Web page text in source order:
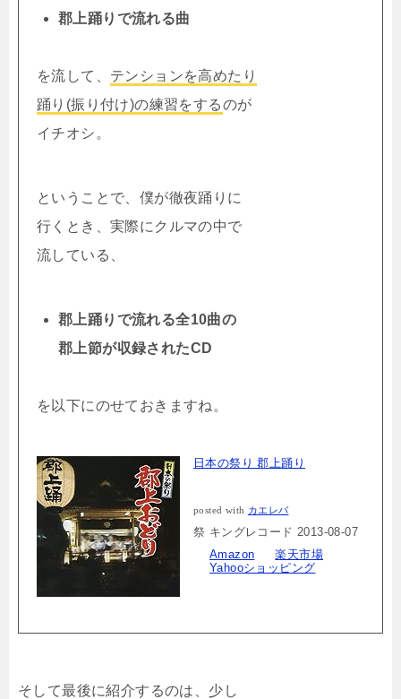
郡上踊りで流れる曲
を流して、 テンションを高めたり
踊り(振り付け)の練習をするのが
イチオシ。
ということで、僕が徹夜踊りに
行くとき、実際にクルマの中で
流している、
郡上踊りで流れる全10曲の
郡上節が収録されたCD
を以下にのせておきますね。
日本の祭り 郡上踊り
posted with カエレバ
祭 キングレコード 2013-08-07
Amazon
楽天市場
Yahooショッピング
そして最後に紹介するのは、少し